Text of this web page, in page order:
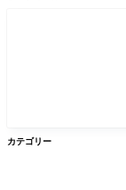
カテゴリー